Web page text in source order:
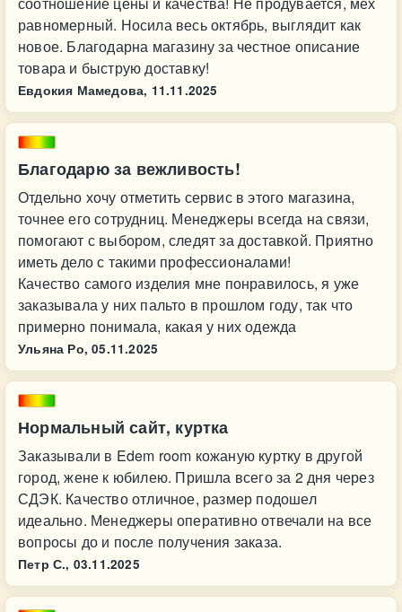
равномерный. Носила весь октябрь, выглядит как
новое. Благодарна магазину за честное описание
товара и быструю доставку!
Евдокия Мамедова, 11.11.2025
Благодарю за вежливость!
Отдельно хочу отметить сервис в этого магазина,
точнее его сотрудниц. Менеджеры всегда на связи,
помогают с выбором, следят за доставкой. Приятно
иметь дело с такими профессионалами!
Качество самого изделия мне понравилось, я уже
заказывала у них пальто в прошлом году, так что
примерно понимала, какая у них одежда
Ульяна Ро, 05.11.2025
Нормальный сайт, куртка
Заказывали в Edem room кожаную куртку в другой
город, жене к юбилею. Пришла всего за 2 дня через
СДЭК. Качество отличное, размер подошел
идеально. Менеджеры оперативно отвечали на все
вопросы до и после получения заказа.
Петр С., 03.11.2025